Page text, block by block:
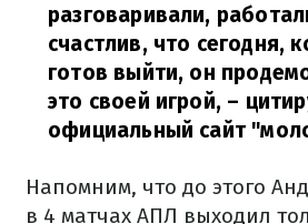
разговаривали,
счастлив, что сегодня,
готов выйти, он
это своей игрой, –
официальный сайт
Напомним, что до этого
в 4 матчах АПЛ выходил